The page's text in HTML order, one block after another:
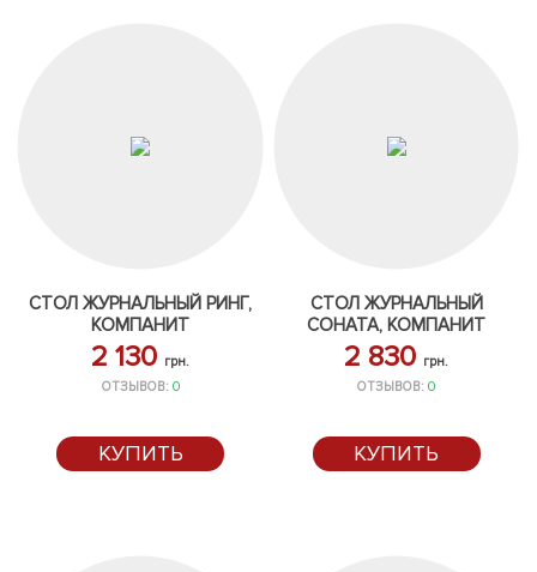
СТОЛ ЖУРНАЛЬНЫЙ РИНГ,
КОМПАНИТ
2 130 грн.
ОТЗЫВОВ: 0
КУПИТЬ
СТОЛ ЖУРНАЛЬНЫЙ
СОНАТА, КОМПАНИТ
2 830 грн.
ОТЗЫВОВ:0
КУПИТЬ